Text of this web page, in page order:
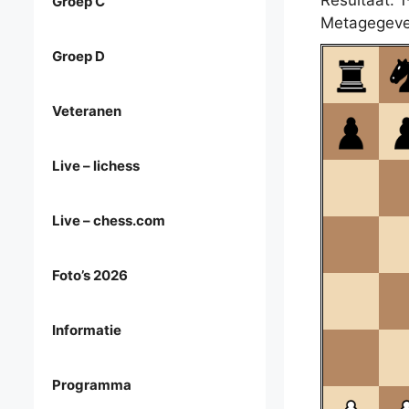
Groep D
Veteranen
Live – lichess
Live – chess.com
Foto’s 2026
Informatie
Programma